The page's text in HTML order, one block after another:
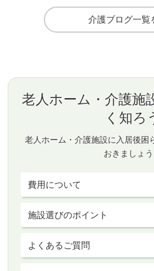
介護ブログ一覧
老人ホーム・介護施
く知ろ
老人ホーム・介護施設に入居後困
おきましょう
費用について
施設選びのポイント
よくあるご質問